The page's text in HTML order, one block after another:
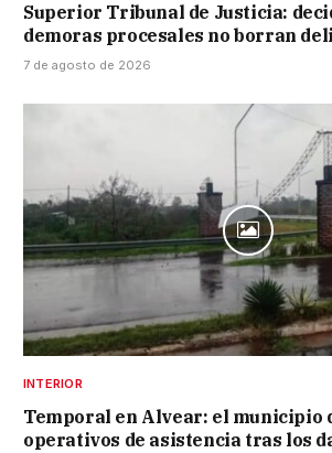
Superior Tribunal de Justicia:
demoras procesales no borran
7 de agosto de 2026
INTERIOR
Temporal en Alvear: el municipio
operativos de asistencia tras los